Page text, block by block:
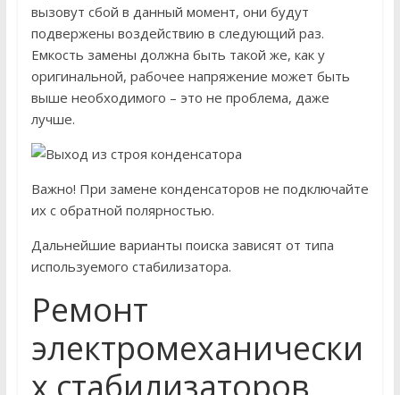
вызовут сбой в данный момент, они будут
подвержены воздействию в следующий раз.
Емкость замены должна быть такой же, как у
оригинальной, рабочее напряжение может быть
выше необходимого – это не проблема, даже
лучше.
Важно! При замене конденсаторов не подключайте
их с обратной полярностью.
Дальнейшие варианты поиска зависят от типа
используемого стабилизатора.
Ремонт
электромеханически